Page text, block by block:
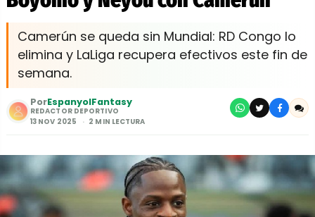
Camerún se queda sin Mundial: RD Congo lo
elimina y LaLiga recupera efectivos este fin de
semana.
PorEspanyolFantasy
REDACTOR DEPORTIVO
13 NOV 2025
2 MIN LECTURA